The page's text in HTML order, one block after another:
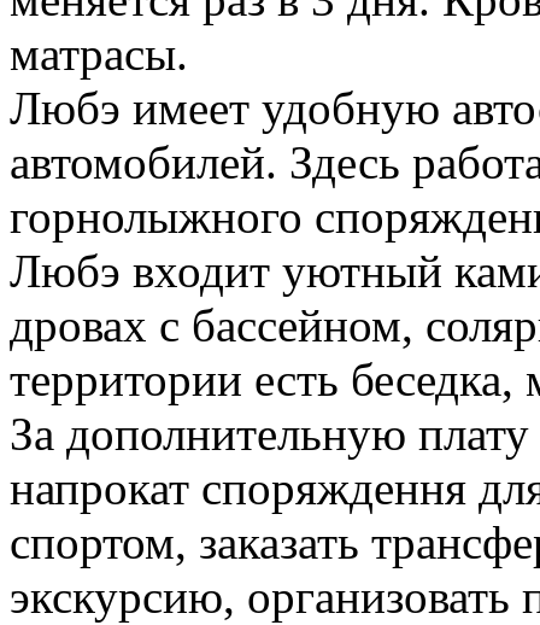
матрасы.
Любэ имеет удобную
автомобилей. Здесь
горнолыжного
Любэ входит уютный
дровах с бассейном,
территории есть беседка,
За дополнительную
напрокат споряждення
спортом, заказать
экскурсию, организовать